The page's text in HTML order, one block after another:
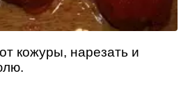
кожуры, нарезать и